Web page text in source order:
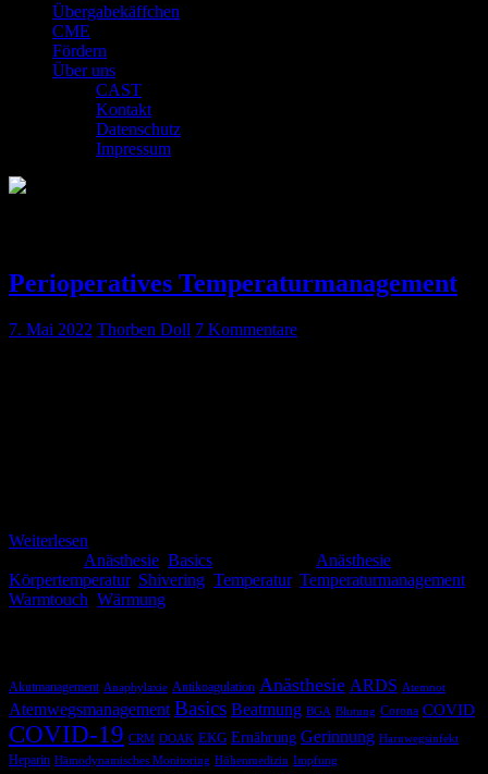
Übergabekäffchen
CME
Fördern
Über uns
CAST
Kontakt
Datenschutz
Impressum
Perioperatives Temperaturmanagement
7. Mai 2022 Thorben Doll 7 Kommentare
Weiterlesen
Anästhesie Basics Anästhesie
Körpertemperatur, Shivering Temperatur, Temperaturmanagement
Warmtouch Wärmung
Akutmanagement Anaphylaxie Antikoagulation Anästhesie ARDS Atemnot
Atemwegsmanagement Basics Beatmung BGA Blutung Corona COVID
COVID-19 CRM DOAK EKG Ernährung Gerinnung Harnwegsinfekt
Heparin Hämodynamisches Monitoring Höhenmedizin Impfung